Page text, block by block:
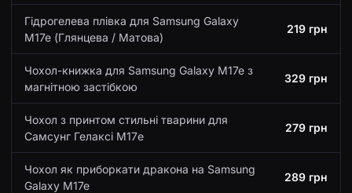
Гідрогелева плівка для Samsung Galaxy
M17e (Глянцева / Матова)
219 грн
Чохол-книжка для Samsung Galaxy M17e з
магнітною застібкою
329 грн
Чохол з принтом стильні тварини для
Самсунг Гелаксі М17е
279 грн
Чохол як приборкати дракона на Samsung
Galaxy M17e
289 грн